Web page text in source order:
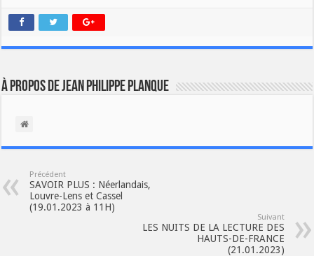
À propos de Jean Philippe Planque
Précédent
SAVOIR PLUS : Néerlandais,
Louvre-Lens et Cassel
(19.01.2023 à 11H)
Suivant
LES NUITS DE LA LECTURE DES
HAUTS-DE-FRANCE
(21.01.2023)